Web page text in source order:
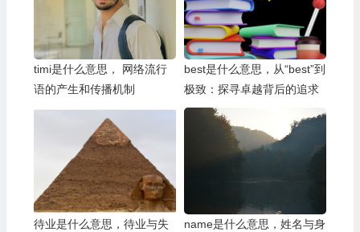
timi是什么意思， 网络流行
语的产生和传播机制
best是什么意思，从“best”到
极致：探寻卓越背后的追求
待业是什么意思，待业与失
name是什么意思，姓名与身